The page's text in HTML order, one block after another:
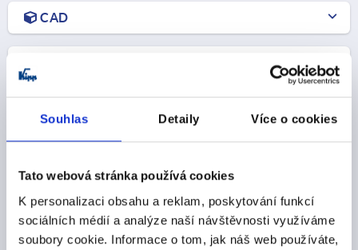
Souhlas Detaily Více o cookies
Tato webová stránka používá cookies
K personalizaci obsahu a reklam, poskytování funkcí
sociálních médií a analýze naší návštěvnosti využíváme
soubory cookie. Informace o tom, jak náš web používáte,
CAD
Ostatní zákazníci také zakoupili
K1051